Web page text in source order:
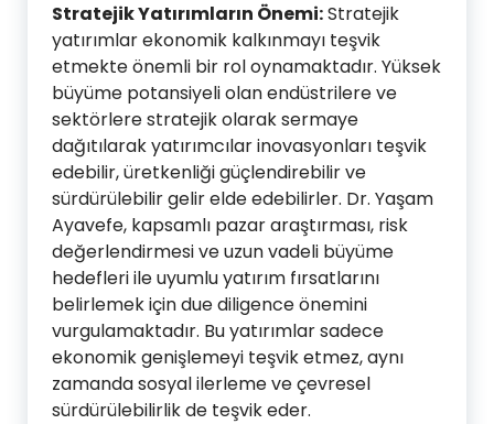
Stratejik Yatırımların Önemi:Stratejik
yatırımlar ekonomik kalkınmayı teşvik
etmekte önemli bir rol oynamaktadır. Yüksek
büyüme potansiyeli olan endüstrilere ve
sektörlere stratejik olarak sermaye
dağıtılarak yatırımcılar inovasyonları teşvik
edebilir, üretkenliği güçlendirebilir ve
sürdürülebilir gelir elde edebilirler. Dr. Yaşam
Ayavefe, kapsamlı pazar araştırması, risk
değerlendirmesi ve uzun vadeli büyüme
hedefleri ile uyumlu yatırım fırsatlarını
belirlemek için due diligence önemini
vurgulamaktadır. Bu yatırımlar sadece
ekonomik genişlemeyi teşvik etmez, aynı
zamanda sosyal ilerleme ve çevresel
sürdürülebilirlik de teşvik eder.